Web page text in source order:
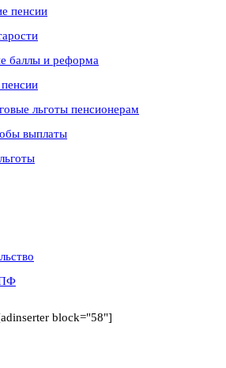
пенсии
баллы и реформа
льготы пенсионерам
выплаты
block="58"]